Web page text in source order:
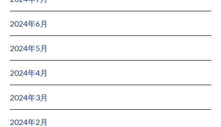
2024年6月
2024年5月
2024年4月
2024年3月
2024年2月